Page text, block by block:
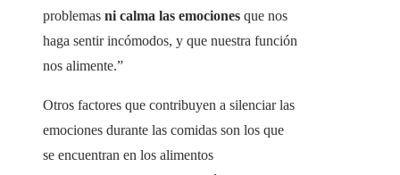
problemas ni calma las emociones que nos
haga sentir incómodos, y que nuestra función
nos alimente.”
Otros factores que contribuyen a silenciar las
emociones durante las comidas son los que
se encuentran en los alimentos